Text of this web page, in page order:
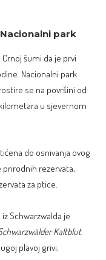
park
šumi da je prvi
Nacionalni park
se na površini od
u sjevernom
do osnivanja ovog
prirodnih rezervata,
za ptice.
Schwarzwalda je
Kaltblut.
plavoj grivi.